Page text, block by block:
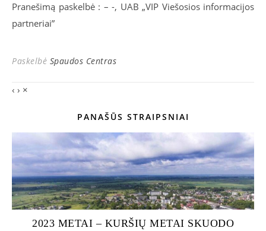
Pranešimą paskelbė : – -, UAB „VIP Viešosios informacijos
partneriai”
Paskelbė Spaudos Centras
‹ › ×
PANAŠŪS STRAIPSNIAI
2023 METAI – KURŠIŲ METAI SKUODO